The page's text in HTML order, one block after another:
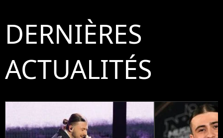
DERNIÈRES
ACTUALITÉS